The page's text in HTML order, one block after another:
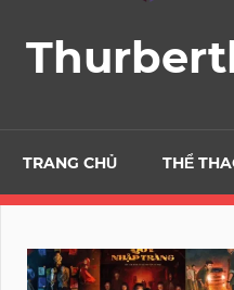
TRANG CHỦ THỂ